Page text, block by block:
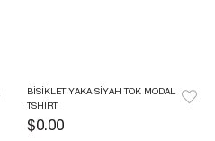
BISIKLET YAKA SIYAH TOK MODAL
TSHIRT
$0.00